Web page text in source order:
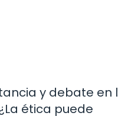
y debate en
ética puede